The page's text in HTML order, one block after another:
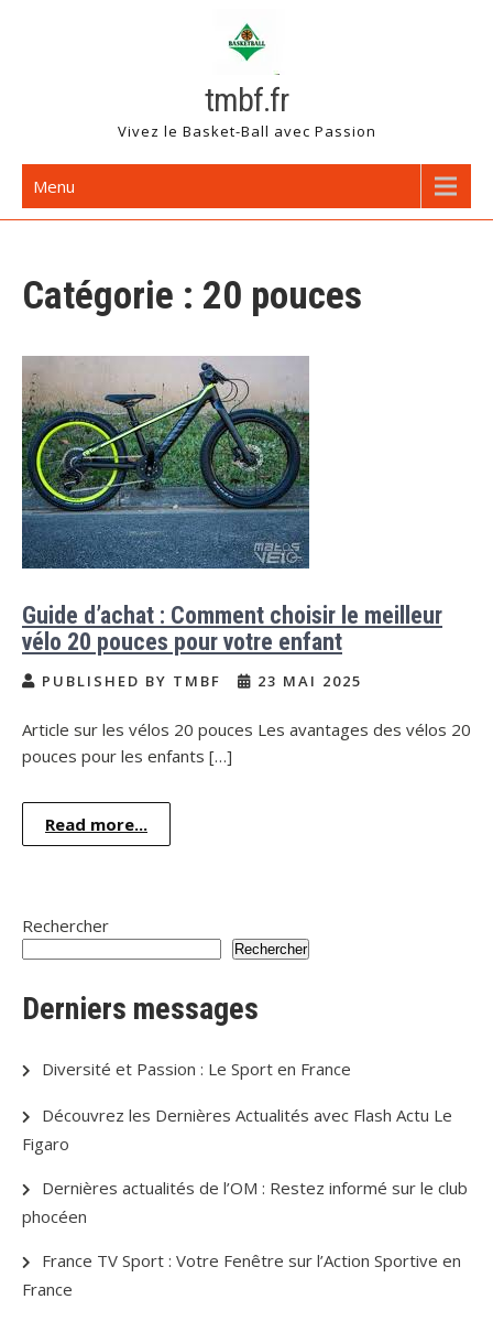
tmbf.fr
Vivez le Basket-Ball avec Passion
Menu
Catégorie : 20 pouces
Guide d’achat : Comment choisir le meilleur
vélo 20 pouces pour votre enfant
PUBLISHED BY TMBF 23 MAI 2025
Article sur les vélos 20 pouces Les avantages des vélos 20
pouces pour les enfants […]
Read more...
Rechercher
Rechercher
Derniers messages
Diversité et Passion : Le Sport en France
Découvrez les Dernières Actualités avec Flash Actu Le
Figaro
Dernières actualités de l’OM : Restez informé sur le club
phocéen
France TV Sport : Votre Fenêtre sur l’Action Sportive en
France